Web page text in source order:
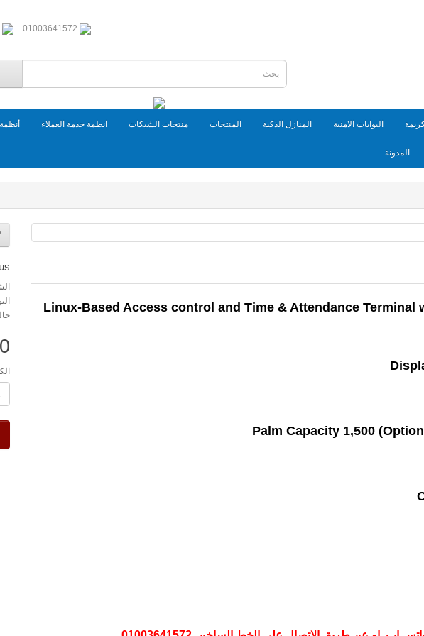
01003641572
البوابات الامنية المنازل الذكية المنتجات منتجات الشبكات انظمة خدمة العملاء
المدونة
Linux-Based Access control and Time & Attendance Terminal
Palm Capacity 1,500